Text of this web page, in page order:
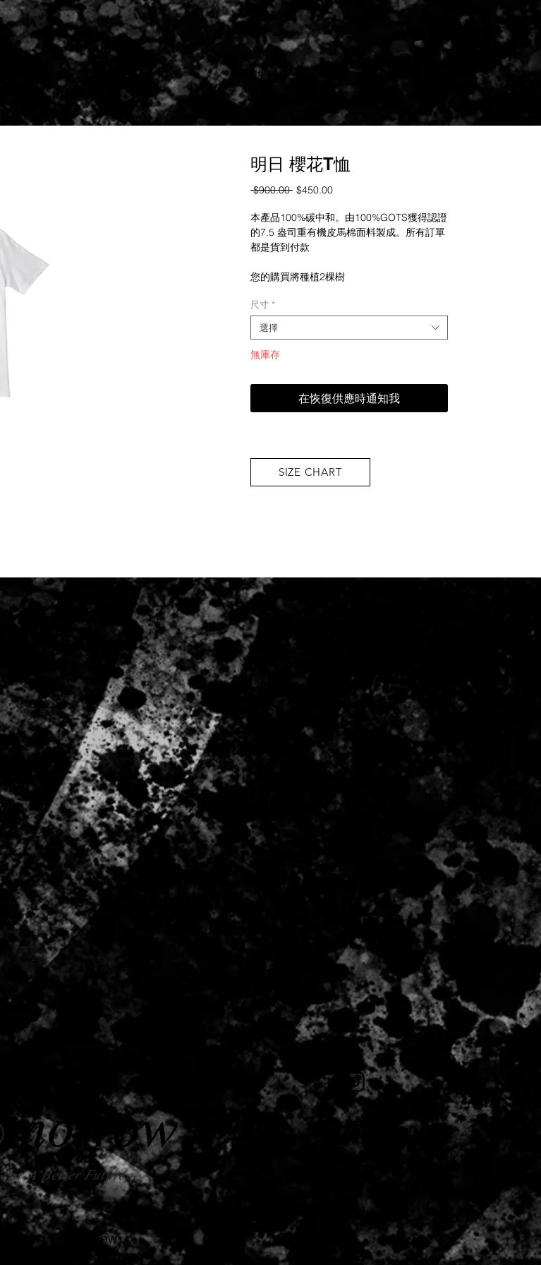
服裝 復活廣場
明日 櫻花T恤
$900.00 一
價
格
$450.00促
價
格
本產品100%碳中和。由100%GOTS獲得認證
的7.5 盎司重有機皮馬棉面料製成。所有訂單
都是貨到付款
您的購買將種植2棵樹
尺寸 *
選擇
無庫存
在恢復供應時通知我
SIZE CHART
For A Better Future.
© 2024 by TOMORROW
Taipei, Taiwan.